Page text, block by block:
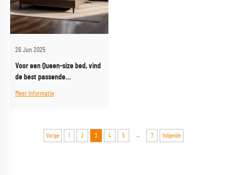
26 Jun 2025
Voor een Queen-size bed, vind
de best passende
Meer Informatie
Vorige 1 2 3 4 5 7 Volgende